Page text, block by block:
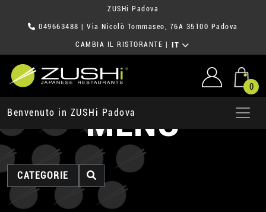
ZUSHi Padova
049663488 | Via Nicolò Tommaseo, 76A 35100 Padova
CAMBIA IL RISTORANTE IT
0
Benvenuto in ZUSHi PadovaMENU
CATEGORIE